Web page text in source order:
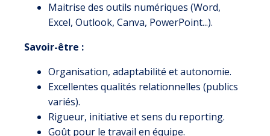
Maitrise des outils numériques (Word,
Excel, Outlook, Canva, PowerPoint...).
Savoir-être :
Organisation, adaptabilité et autonomie.
Excellentes qualités relationnelles (publics
variés).
Rigueur, initiative et sens du reporting.
Goût pour le travail en équipe.